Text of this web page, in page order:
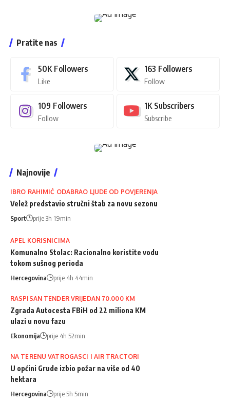
Pratite nas
50K Followers
Like
163 Followers
Follow
109 Followers
Follow
1K Subscribers
Subscribe
Najnovije
IBRO RAHIMIĆ ODABRAO LJUDE OD POVJERENJA
Velež predstavio stručni štab za novu sezonu
Sport prije 3h 19min
APEL KORISNICIMA
Komunalno Stolac: Racionalno koristite vodu
tokom sušnog perioda
Hercegovina prije 4h 44min
RASPISAN TENDER VRIJEDAN 70.000 KM
Zgrada Autocesta FBiH od 22 miliona KM
ulazi u novu fazu
Ekonomija prije 4h 52min
NA TERENU VATROGASCI I AIR TRACTORI
U općini Grude izbio požar na više od 40
hektara
Hercegovina prije 5h 5min